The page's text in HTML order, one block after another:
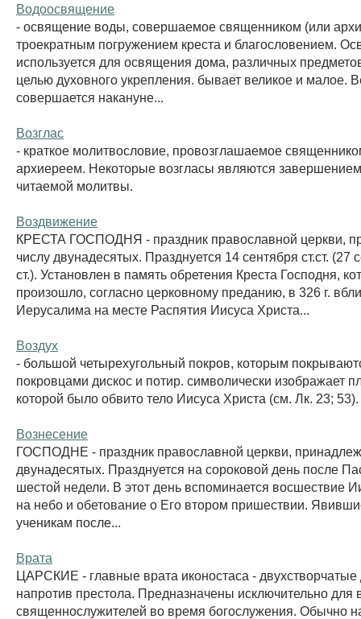
Водоосвящение
- освящение воды, совершаемое священником (или
троекратным погружением креста и благословением.
используется для освящения дома, различных
целью духовного укрепления. бывает великое и малое.
совершается накануне...
Возглас
- краткое молитвословие, провозглашаемое
архиереем. Некоторые возгласы являются
читаемой молитвы.
Воздвижение
КРЕСТА ГОСПОДНЯ - праздник православной церкви,
числу двунадесятых. Празднуется 14 сентября ст.ст. (27
ст.). Установлен в память обретения Креста Господня,
произошло, согласно церковному преданию, в 326 г.
Иерусалима на месте Распятия Иисуса Христа...
Воздух
- большой четырехугольный покров, которым
покровцами дискос и потир. символически изображает
которой было обвито тело Иисуса Христа (см. Лк. 23; 53).
Вознесение
ГОСПОДНЕ - праздник православной церкви,
двунадесятых. Празднуется на сороковой день после
шестой недели. В этот день вспоминается восшествие
на небо и обетование о Его втором пришествии.
ученикам после...
Врата
ЦАРСКИЕ - главные врата иконостаса - двухстворчатые
напротив престола. Предназначены исключительно для
священнослужителей во время богослужения. Обычно